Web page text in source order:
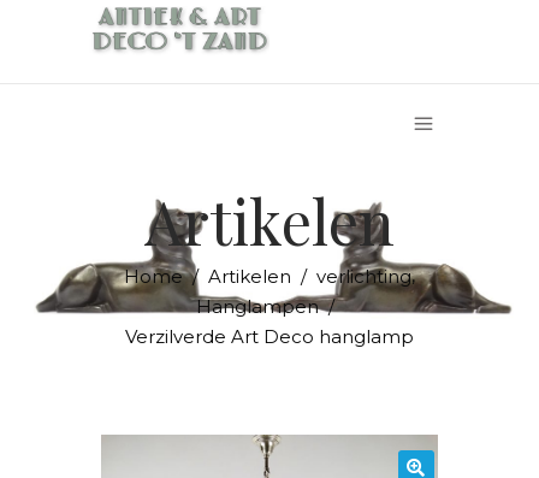
Artikelen
Home/ Artikelen / verlichting,
Hanglampen/
Verzilverde Art Deco hanglamp